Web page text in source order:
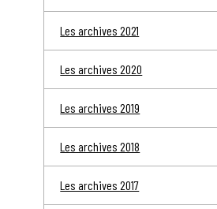
Les archives 2021
Les archives 2020
Les archives 2019
Les archives 2018
Les archives 2017